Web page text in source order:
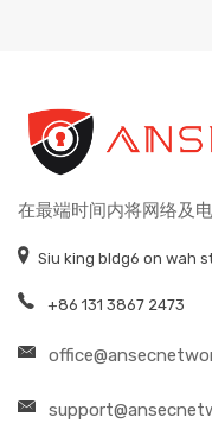
在最端时间内将网络及
Siu king bldg6 on wah
+86 131 3867 2473